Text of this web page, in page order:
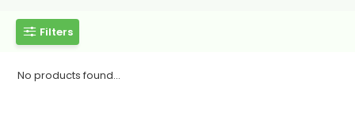
Filters
No products found...